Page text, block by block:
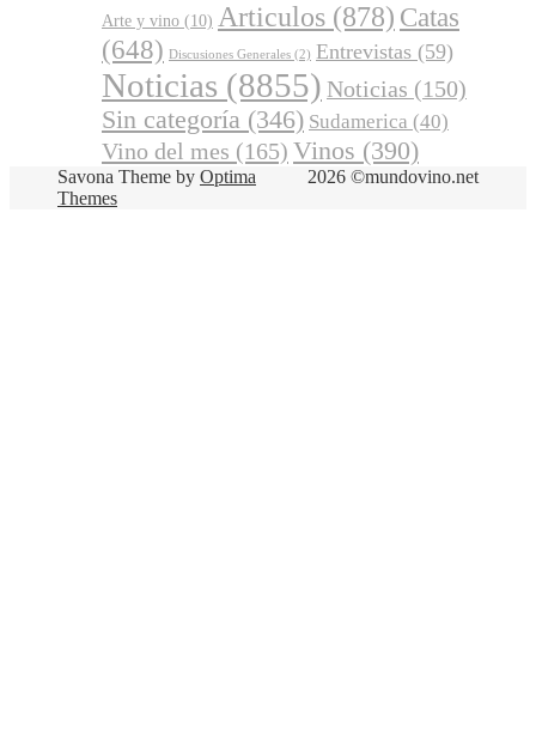
Arte y vino (10) Articulos (878) Catas
(648) Discusiones Generales (2) Entrevistas (59)
Noticias (8855) Noticias (150)
Sin categoría (346) Sudamerica (40)
Vino del mes (165) Vinos (390)
2026 ©mundovino.net
Savona Theme by Optima
Themes